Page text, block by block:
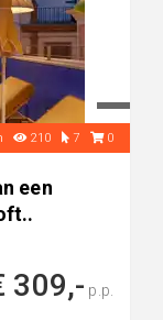
210 7 0
een
309,- p.p.